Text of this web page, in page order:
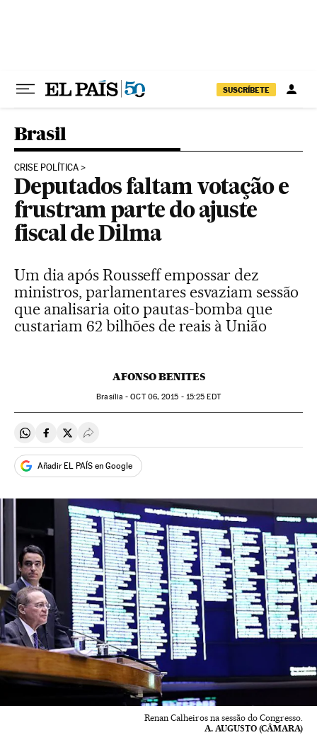
SUSCRÍBETE
Brasil
CRISE POLÍTICA
Deputados faltam votação e
frustram parte do ajuste
fiscal de Dilma
Um dia após Rousseff empossar dez
ministros, parlamentares esvaziam sessão
que analisaria oito pautas-bomba que
custariam 62 bilhões de reais à União
AFONSO BENITES
Brasília -OCT06, 2015 - 15:25 EDT
Compartir en Whatsapp
Compartir en Facebook
Compartir en Twitter
Desplegar Redes Sociales
Añadir EL PAÍS en Google
Renan Calheiros na sessão do Congresso.
A. AUGUSTO (CÂMARA)